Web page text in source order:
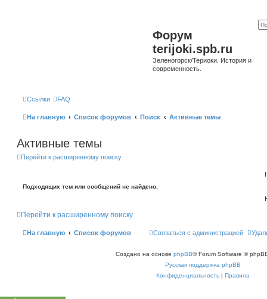
Форум
terijoki.spb.ru
Зеленогорск/Териоки. История и
современность.
Ссылки FAQ
На главную Список форумов Поиск Активные темы
Активные темы
Перейти к расширенному поиску
Подходящих тем или сообщений не найдено.
Перейти к расширенному поиску
На главную Список форумов Связаться с администрацией
Создано на основе phpBB® Forum Software ©
Русская поддержка phpBB
Конфиденциальность | Правила